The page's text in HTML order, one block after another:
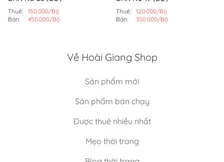
Thuê:
150.000/Bộ
Bán:
450.000/Bộ
Thuê:
120.000/Bộ
Bán:
350.000/Bộ
Về Hoài Giang Shop
Sản phẩm mới
Sản phẩm bán chạy
Được thuê nhiều nhất
Mẹo thời trang